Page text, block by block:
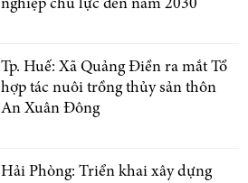
nghiệp chủ lực đến năm 2030
Tp. Huế: Xã Quảng Điền ra mắt Tổ
hợp tác nuôi trồng thủy sản thôn
An Xuân Đông
Hải Phòng: Triển khai xây dựng